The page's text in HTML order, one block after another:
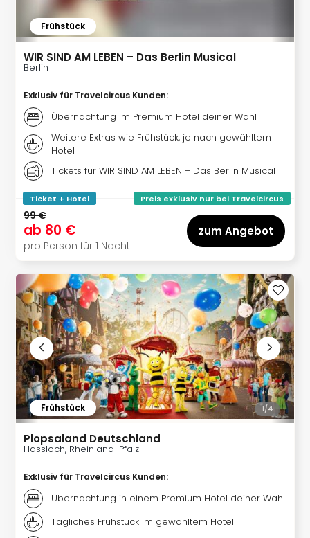
Frühstück
WIR SIND AM LEBEN – Das Berlin Musical
Berlin
Exklusiv für Travelcircus Kunden:
Übernachtung im Premium Hotel deiner Wahl
Weitere Extras wie Frühstück, je nach gewähltem
Hotel
Tickets für WIR SIND AM LEBEN – Das Berlin Musical
Ticket + Hotel Preis exklusiv nur bei Travelcircus
99 €
ab 80 €
pro Person für 1 Nacht
zum Angebot
Frühstück 1/4
Plopsaland Deutschland
Hassloch, Rheinland-Pfalz
Exklusiv für Travelcircus Kunden:
Übernachtung in einem Premium Hotel deiner Wahl
Tägliches Frühstück im gewähltem Hotel